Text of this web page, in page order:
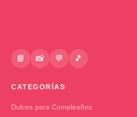
📘 📸 💬 🎵
CATEGORÍAS
Dulces para Cumpleaños